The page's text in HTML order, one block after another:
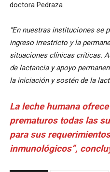
doctora Pedraza.
“En nuestras instituciones se
ingreso irrestricto y la
situaciones clínicas críticas.
de lactancia y apoyo
la iniciación y sostén de la
La leche humana
prematuros todas las
para sus
inmunológicos”,